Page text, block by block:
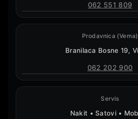
062 551 809
Prodavnica (Vema)
Branilaca Bosne 19,
062 202 900
Servis
Nakit • Satovi •